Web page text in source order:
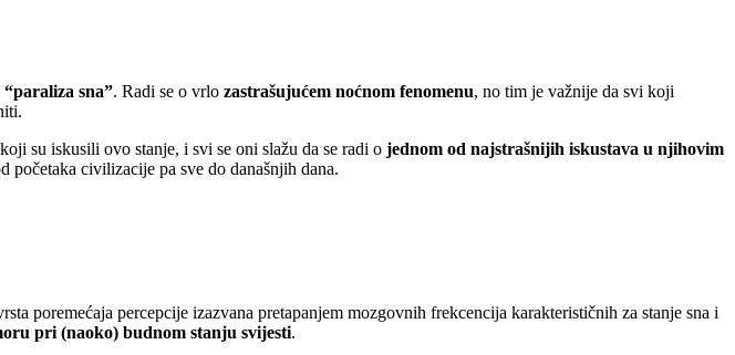
“paraliza sna”. Radi se o vrlo zastrašujućem noćnom fenomenu, no tim je važnije da svi koji
su iskusili ovo stanje, i svi se oni slažu da se radi o jednom od najstrašnijih iskustava u njihovim
početaka civilizacije pa sve do današnjih dana.
poremećaja percepcije izazvana pretapanjem mozgovnih frekcencija karakterističnih za stanje sna i
pri (naoko) budnom stanju svijesti.